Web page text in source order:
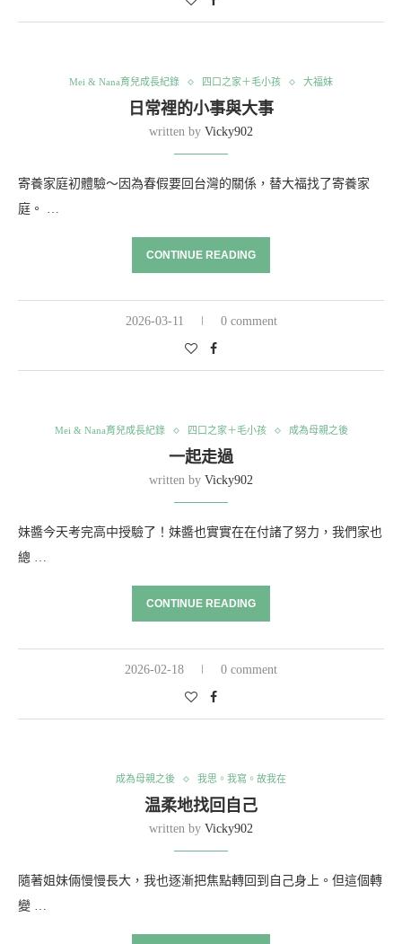
Mei & Nana育兒成長紀錄 四口之家＋毛小孩 大福妹
日常裡的小事與大事
written by Vicky902
寄養家庭初體驗～因為春假要回台灣的關係，替大福找了寄養家
庭。 …
CONTINUE READING
2026-03-11 0 comment
Mei & Nana育兒成長紀錄 四口之家＋毛小孩 成為母親之後
一起走過
written by Vicky902
妹醬今天考完高中授驗了！妹醬也實實在在付諸了努力，我們家也
總 …
CONTINUE READING
2026-02-18 0 comment
成為母親之後 我思。我寫。故我在
温柔地找回自己
written by Vicky902
隨著姐妹倆慢慢長大，我也逐漸把焦點轉回到自己身上。但這個轉
變 …